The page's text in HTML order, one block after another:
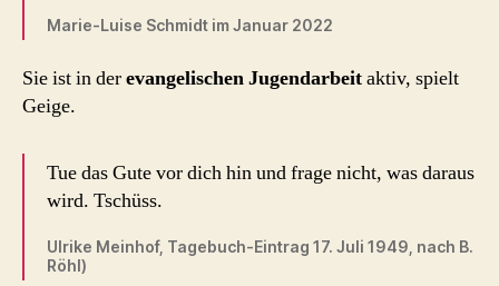
Marie-Luise Schmidt im Januar 2022
Sie ist in derevangelischenJugendarbeitaktiv, spielt
Geige.
Tue das Gute vor dich hin und frage nicht, was daraus
wird. Tschüss.
Ulrike Meinhof, Tagebuch-Eintrag 17. Juli 1949, nach B.
Röhl)